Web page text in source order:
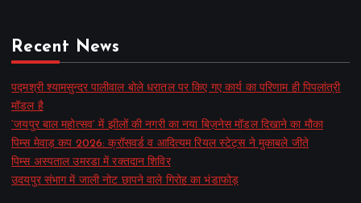
Recent News
पद्मश्री श्यामसुन्दर पालीवाल बोले धरातल पर किए गए कार्य का परिणाम ही पिपलांत्री
मॉडल है
‘जयपुर बाल महोत्सव’ में झीलों की नगरी का नया बिज़नेस मॉडल दिखाने का मौका
पिम्स मेवाड़ कप 2026: क्रॉसवर्ड व आदित्यम रियल स्टेट्स ने मुकाबले जीते
पिम्स अस्पताल उमरडा में रक्तदान शिविर
उदयपुर संभाग में जाली नोट छापने वाले गिरोह का भंडाफोड़